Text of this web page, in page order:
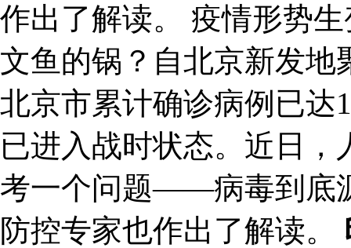
作出了解读。 疫情形势
文鱼的锅？自北京新发地
北京市累计确诊病例已达
已进入战时状态。近日
考一个问题——病毒到底
防控专家也作出了解读。